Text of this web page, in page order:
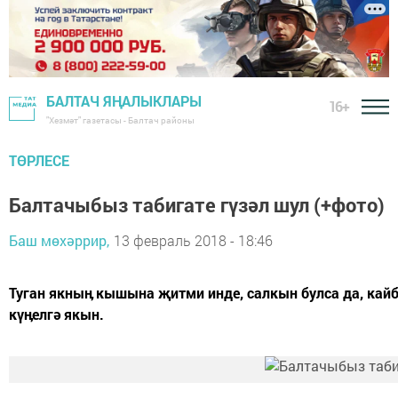
БАЛТАЧ ЯҢАЛЫКЛАРЫ
"Хезмәт" газетасы - Балтач районы
16+
ТӨРЛЕСЕ
Балтачыбыз табигате гүзәл шул (+фото)
Баш мөхәррир, 13 февраль 2018 - 18:46
Туган якныӊ кышына җитми инде, салкын булса да,
күӊелгә якын.